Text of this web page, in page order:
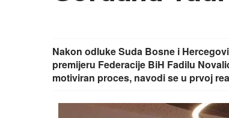
Nakon odluke Suda Bosne i
premijeru Federacije BiH Fadilu
motiviran proces, navodi se u prvoj